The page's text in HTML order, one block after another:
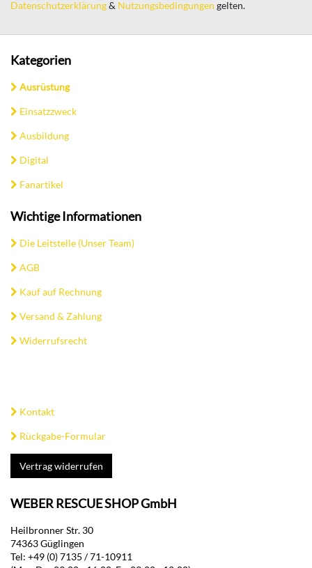
Datenschutzerklärung& Nutzungsbedingungen gelten.
Kategorien
Ausrüstung
Einsatzzweck
Ausbildung
Digital
Fanartikel
Wichtige Informationen
Die Leitstelle (Unser Team)
AGB
Kauf auf Rechnung
Versand & Zahlung
Widerrufsrecht
Kontakt
Rückgabe-Formular
Vertrag widerrufen
WEBER RESCUE SHOP GmbH
Heilbronner Str. 30
74363 Güglingen
Tel: +49 (0) 7135 / 71-10911